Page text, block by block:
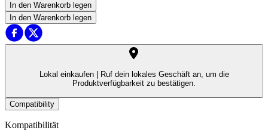
In den Warenkorb legen
In den Warenkorb legen
Lokal einkaufen |
Ruf dein lokales Geschäft an, um die
Produktverfügbarkeit zu bestätigen.
Compatibility
Kompatibilität